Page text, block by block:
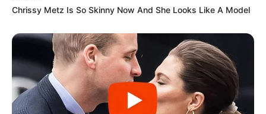
Chrissy Metz Is So Skinny Now And She Looks Like A Model